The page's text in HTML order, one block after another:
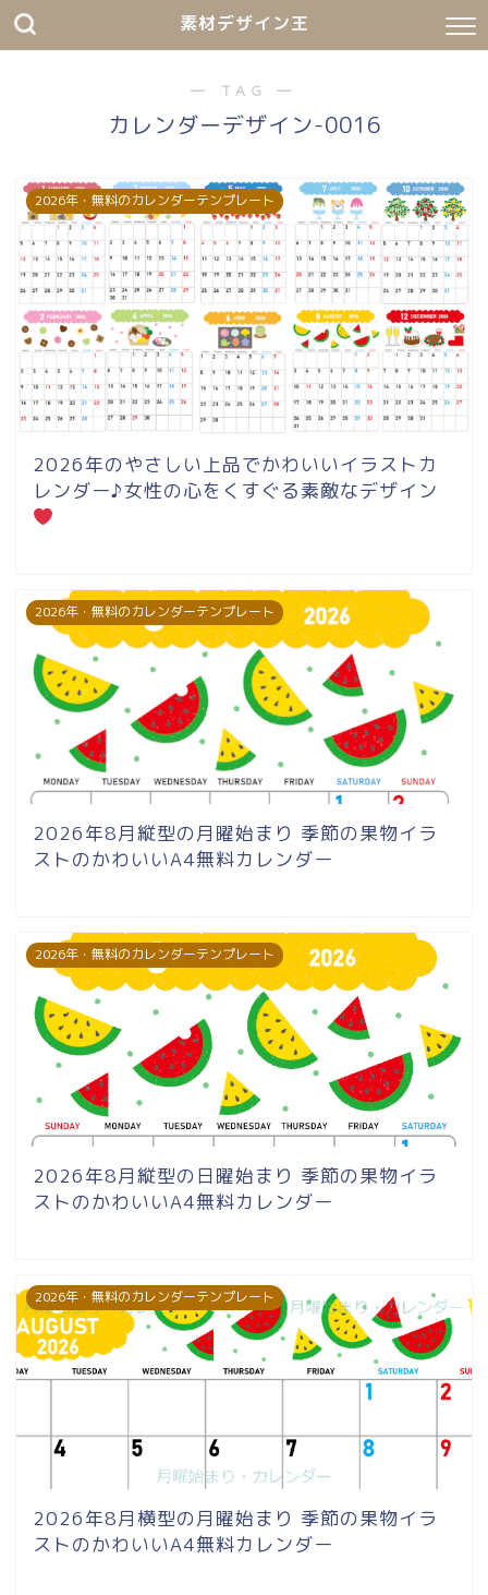
素材デザイン王
― TAG ―
カレンダーデザイン-0016
2026年・無料のカレンダーテンプレート
2026年のやさしい上品でかわいいイラストカ
レンダー♪女性の心をくすぐる素敵なデザイン
2026年・無料のカレンダーテンプレート
2026年8月縦型の月曜始まり 季節の果物イラ
ストのかわいいA4無料カレンダー
2026年・無料のカレンダーテンプレート
2026年8月縦型の日曜始まり 季節の果物イラ
ストのかわいいA4無料カレンダー
2026年・無料のカレンダーテンプレート
2026年8月横型の月曜始まり 季節の果物イラ
ストのかわいいA4無料カレンダー